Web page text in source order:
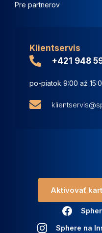
Klientservis
+421 948
po-piatok 9:00 až
Pre partnerov
Aktivovať
Sphere na